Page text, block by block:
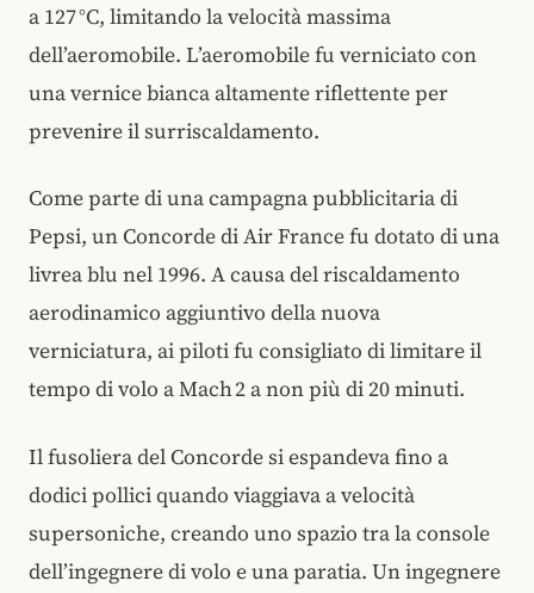
a 127 °C, limitando la velocità massima
dell’aeromobile. L’aeromobile fu verniciato con
una vernice bianca altamente riflettente per
prevenire il surriscaldamento.
Come parte di una campagna pubblicitaria di
Pepsi, un Concorde di Air France fu dotato di una
livrea blu nel 1996. A causa del riscaldamento
aerodinamico aggiuntivo della nuova
verniciatura, ai piloti fu consigliato di limitare il
tempo di volo a Mach 2 a non più di 20 minuti.
Il fusoliera del Concorde si espandeva fino a
dodici pollici quando viaggiava a velocità
supersoniche, creando uno spazio tra la console
dell’ingegnere di volo e una paratia. Un ingegnere